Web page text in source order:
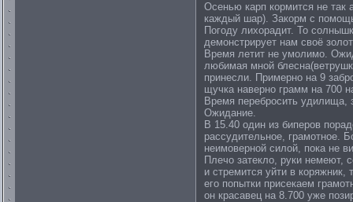
Осенью карп кормится не так
каждый шар). Закорм с
Погоду лихорадит. То
демонстрирует нам своё
Время летит не умолимо.
любимая мной
принесли. Примерно на 9
щучка наверно грамм на 700
Время перебросить удилища,
Ожидание.
В 15.40 один из биперов
рассудительное, грамотное.
неимоверной силой, пока не
Плечо затекло, руки немеют,
и стремится уйти в
его попытки присекаем
он красавец на 8.700 уже